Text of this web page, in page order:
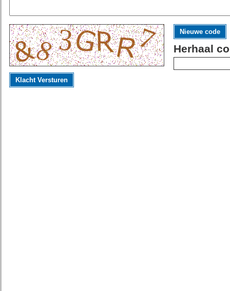
Nieuwe code
Herhaal
Klacht Versturen